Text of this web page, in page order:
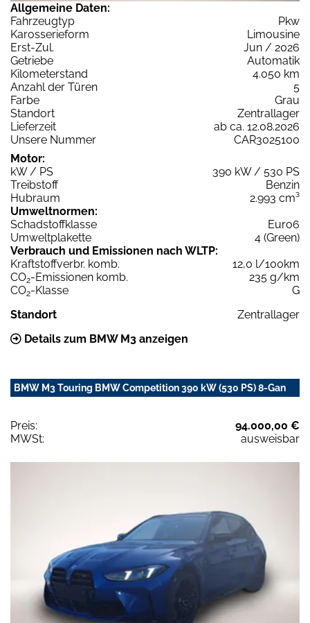
Allgemeine Daten:
Fahrzeugtyp
Pkw
Karosserieform
Limousine
Erst-Zul.
Jun / 2026
Getriebe
Automatik
Kilometerstand
4.050 km
Anzahl der Türen
5
Farbe
Grau
Standort
Zentrallager
Lieferzeit
ab ca. 12.08.2026
Unsere Nummer
CAR3025100
Motor:
kW / PS
390 kW / 530 PS
Treibstoff
Benzin
Hubraum
2.993 cm³
Umweltnormen:
Schadstoffklasse
Euro6
Umweltplakette
4 (Green)
Verbrauch und Emissionen nach WLTP:
Kraftstoffverbr. komb.
12,0 l/100km
CO2-Emissionen komb.
235 g/km
CO2-Klasse
G
Standort
Zentrallager
Details zum BMW M3 anzeigen
BMW M3 Touring BMW Competition 390 kW (530 PS) 8-Gan
Preis:
94.000,00 €
MWSt:
ausweisbar